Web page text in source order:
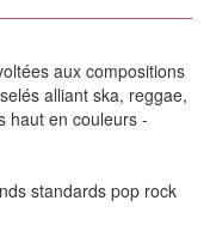
aux compositions
alliant ska, reggae,
haut en couleurs -
standards pop rock